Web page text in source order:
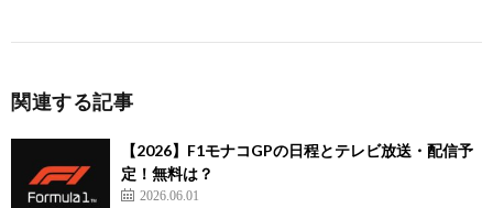
関連する記事
【2026】F1モナコGPの日程とテレビ放送・配信予
定！無料は？
2026.06.01